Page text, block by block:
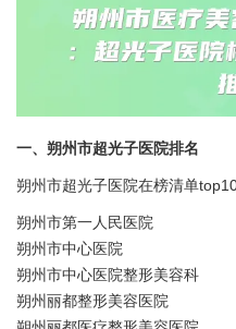
一、朔州市超光子医院排名
朔州市超光子医院在榜清单
朔州市第一人民医院
朔州市中心医院
朔州市中心医院整形美容科
朔州丽都整形美容医院